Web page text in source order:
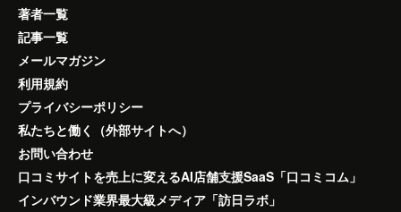
著者一覧
記事一覧
メールマガジン
利用規約
プライバシーポリシー
私たちと働く（外部サイトへ）
お問い合わせ
口コミサイトを売上に変えるAI店舗支援SaaS「口コミコム」
インバウンド業界最大級メディア「訪日ラボ」